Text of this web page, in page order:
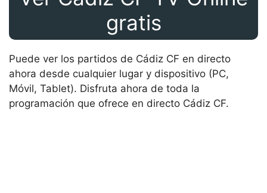
gratis
Puede ver los partidos de Cádiz CF en directo
ahora desde cualquier lugar y dispositivo (PC,
Móvil, Tablet). Disfruta ahora de toda la
programación que ofrece en directo Cádiz CF.